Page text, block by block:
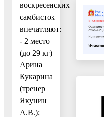
воскресенских
самбисток
впечатляют:
- 2 место
(до 29 кг)
Арина
Кукарина
(тренер
Якунин
А.В.);